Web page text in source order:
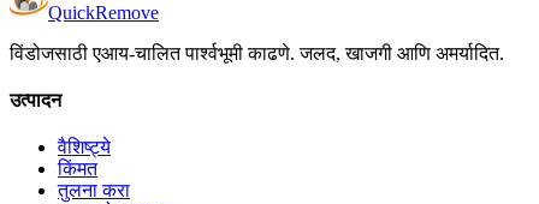
QuickRemove
विंडोजसाठी एआय-चालित पार्श्वभूमी काढणे. जलद, खाजगी आणि अमर्यादित.
उत्पादन
वैशिष्ट्ये
किंमत
तुलना करा